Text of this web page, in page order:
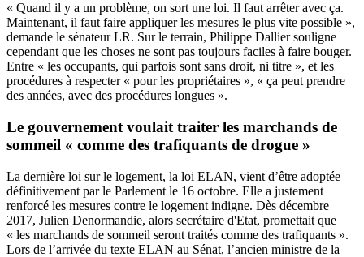
« Quand il y a un problème, on sort une loi. Il faut arrêter avec ça.
Maintenant, il faut faire appliquer les mesures le plus vite possible »,
demande le sénateur LR. Sur le terrain, Philippe Dallier souligne
cependant que les choses ne sont pas toujours faciles à faire bouger.
Entre « les occupants, qui parfois sont sans droit, ni titre », et les
procédures à respecter « pour les propriétaires », « ça peut prendre
des années, avec des procédures longues ».
Le gouvernement voulait traiter les marchands de
sommeil « comme des trafiquants de drogue »
La dernière loi sur le logement, la loi ELAN, vient d’être adoptée
définitivement par le Parlement le 16 octobre. Elle a justement
renforcé les mesures contre le logement indigne. Dès décembre
2017, Julien Denormandie, alors secrétaire d'Etat, promettait que
« les marchands de sommeil seront traités comme des trafiquants ».
Lors de l’arrivée du texte ELAN au Sénat, l’ancien ministre de la